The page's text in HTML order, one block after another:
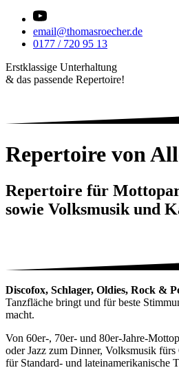
email@thomasroecher.de
0177 / 720 95 13
Erstklassige Unterhaltung
& das passende Repertoire!
Repertoire von
Repertoire für
sowie Volksmusik und
Discofox, Schlager, Oldies, Rock &
Tanzfläche bringt und für beste
macht.
Von 60er-, 70er- und 80er-Jahre-
oder Jazz zum Dinner, Volksmusik
für Standard- und lateinamerikanische